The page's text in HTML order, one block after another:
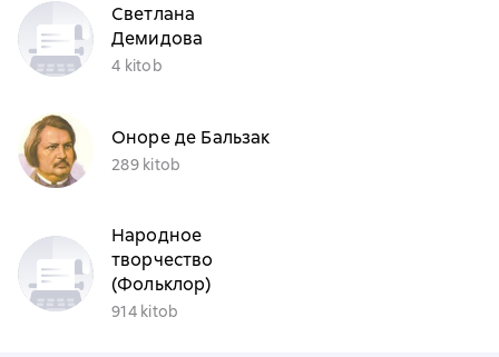
Светлана
Демидова
4 kitob
Оноре де Бальзак
289 kitob
Народное
творчество
(Фольклор)
914 kitob